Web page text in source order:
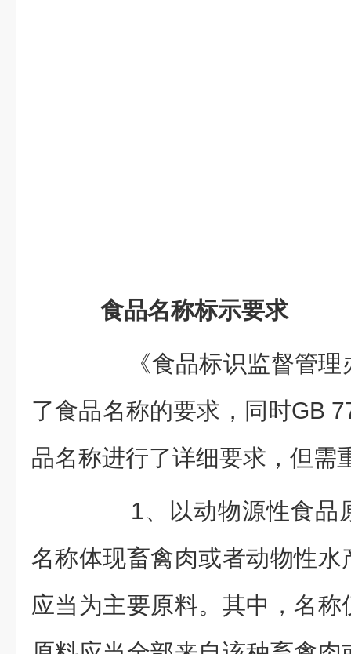
食品名称标示要求
《食品标识监督管理
了食品名称的要求，同时GB
品名称进行了详细要求，但需
1、以动物源性食品
名称体现畜禽肉或者动物性
应当为主要原料。其中，名